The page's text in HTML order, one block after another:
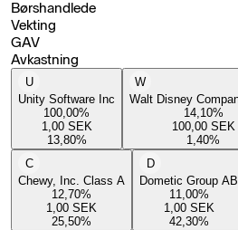
Børshandlede
Vekting
GAV
Avkastning
U
Unity Software Inc
100,00%
1,00 SEK
13,80%
W
Walt Disney
14,10%
100,00 SEK
1,40%
C
Chewy, Inc. Class A
12,70%
1,00 SEK
25,50%
D
Dometic Group AB
11,00%
1,00 SEK
42,30%